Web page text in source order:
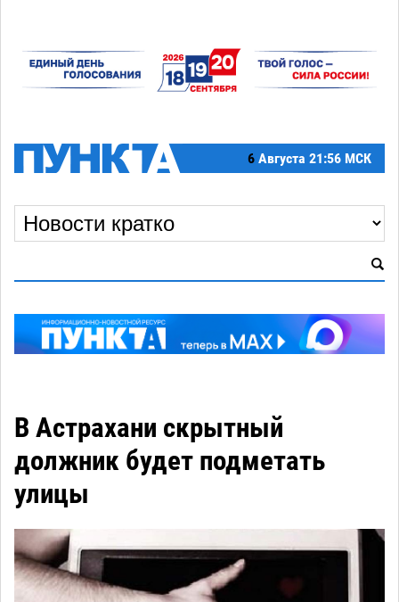
6 Августа 21:56 МСК
В Астрахани скрытный
должник будет подметать
улицы